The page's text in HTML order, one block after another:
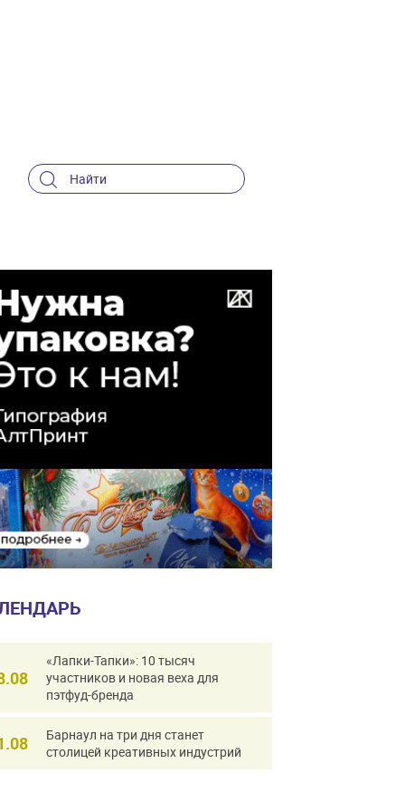
«Лапки-Тапки»: 10 тысяч
участников и новая веха для
пэтфуд-бренда
Барнаул на три дня станет
столицей креативных индустрий